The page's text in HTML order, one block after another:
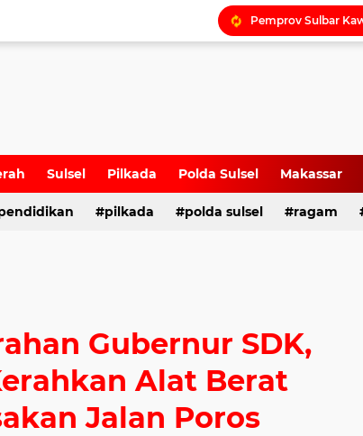
Sulsel Pilkada Polda Sulsel Makassar
pilkada polda sulsel ragam
Gubernur SDK,
Alat Berat
Jalan Poros